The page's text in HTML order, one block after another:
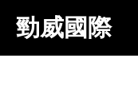
跳
到
主
勁威國際